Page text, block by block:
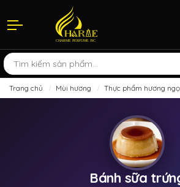
Trang chủ Mùi hương Thực phẩm hương
Bánh sữa